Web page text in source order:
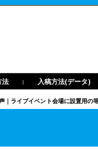
法 | 入稿方法(データ)
｜ライブイベント会場に設置用の